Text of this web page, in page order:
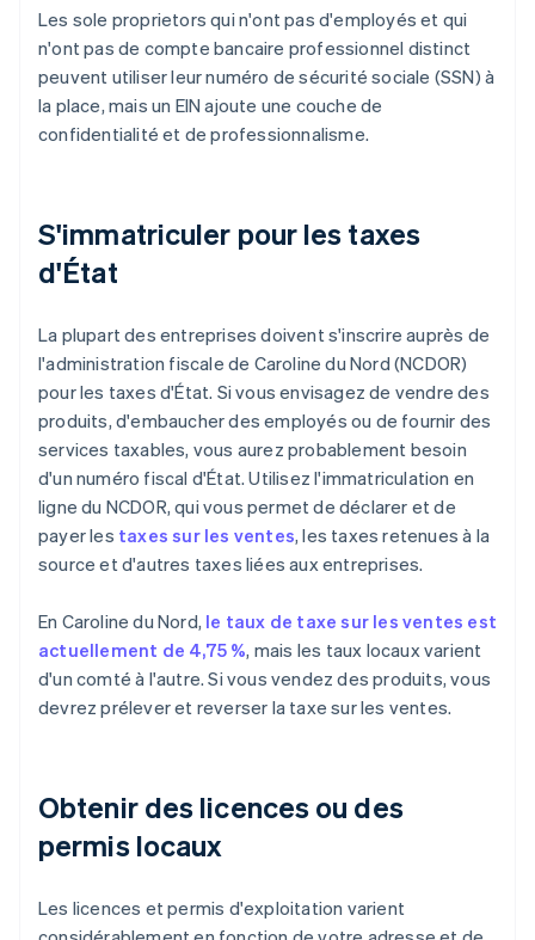
Les sole proprietors qui n'ont pas d'employés et qui
n'ont pas de compte bancaire professionnel distinct
peuvent utiliser leur numéro de sécurité sociale (SSN) à
la place, mais un EIN ajoute une couche de
confidentialité et de professionnalisme.
S'immatriculer pour les taxes
d'État
La plupart des entreprises doivent s'inscrire auprès de
l'administration fiscale de Caroline du Nord (NCDOR)
pour les taxes d'État. Si vous envisagez de vendre des
produits, d'embaucher des employés ou de fournir des
services taxables, vous aurez probablement besoin
d'un numéro fiscal d'État. Utilisez l'immatriculation en
ligne du NCDOR, qui vous permet de déclarer et de
payer les taxes sur les ventes, les taxes retenues à la
source et d'autres taxes liées aux entreprises.
En Caroline du Nord, le taux de taxe sur les ventes est
actuellement de 4,75 %, mais les taux locaux varient
d'un comté à l'autre. Si vous vendez des produits, vous
devrez prélever et reverser la taxe sur les ventes.
Obtenir des licences ou des
permis locaux
Les licences et permis d'exploitation varient